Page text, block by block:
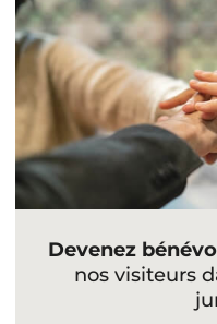
Devenez
nos visiteurs